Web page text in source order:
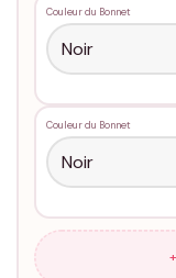
Couleur du Bonnet
Couleur du Bonnet